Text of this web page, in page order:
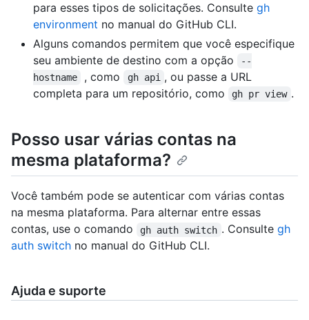
para esses tipos de solicitações. Consulte gh
environment no manual do GitHub CLI.
Alguns comandos permitem que você especifique
seu ambiente de destino com a opção
--
hostname
, como gh api , ou passe a URL
completa para um repositório, como
gh pr view .
Posso usar várias contas na
mesma plataforma?
Você também pode se autenticar com várias contas
na mesma plataforma. Para alternar entre essas
contas, use o comando
gh auth switch . Consulte gh
auth switch no manual do GitHub CLI.
Ajuda e suporte